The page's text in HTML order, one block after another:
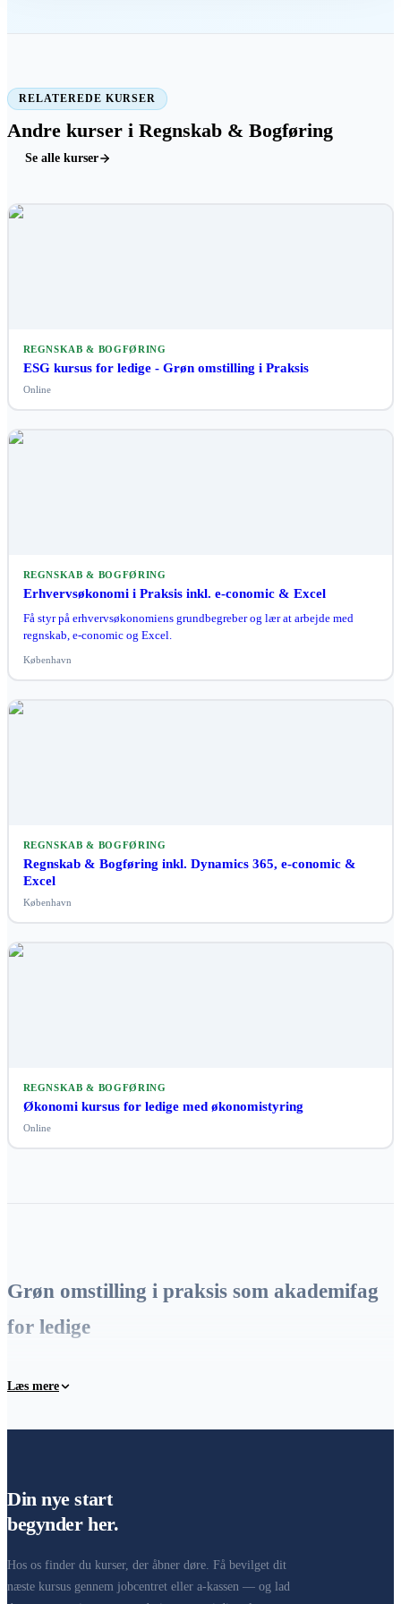
RELATEREDE KURSER
Andre kurser i Regnskab & Bogføring
Se alle kurser
REGNSKAB & BOGFØRING
ESG kursus for ledige - Grøn omstilling i Praksis
Online
REGNSKAB & BOGFØRING
Erhvervsøkonomi i Praksis inkl. e-conomic & Excel
Få styr på erhvervsøkonomiens grundbegreber og lær at arbejde med
regnskab, e-conomic og Excel.
København
REGNSKAB & BOGFØRING
Regnskab & Bogføring inkl. Dynamics 365, e-conomic &
Excel
København
REGNSKAB & BOGFØRING
Økonomi kursus for ledige med økonomistyring
Online
Grøn omstilling i praksis som akademifag
for ledige
Vil du i stedet specialisere dig i ESG-rapportering, klimadata, grønne
regnskaber og CSRD med en tydelig jobvinkel for ledige, så se vores
. Begge kurser er gratis for dig som ledig, når
de bevilges af dit jobcenter eller din a-kasse.
Læs mere
Din nye start
begynder her.
Hos os finder du kurser, der åbner døre. Få bevilget dit
næste kursus gennem jobcentret eller a-kassen — og lad